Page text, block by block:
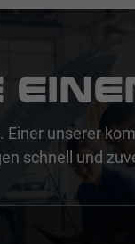
unserer
schnell und